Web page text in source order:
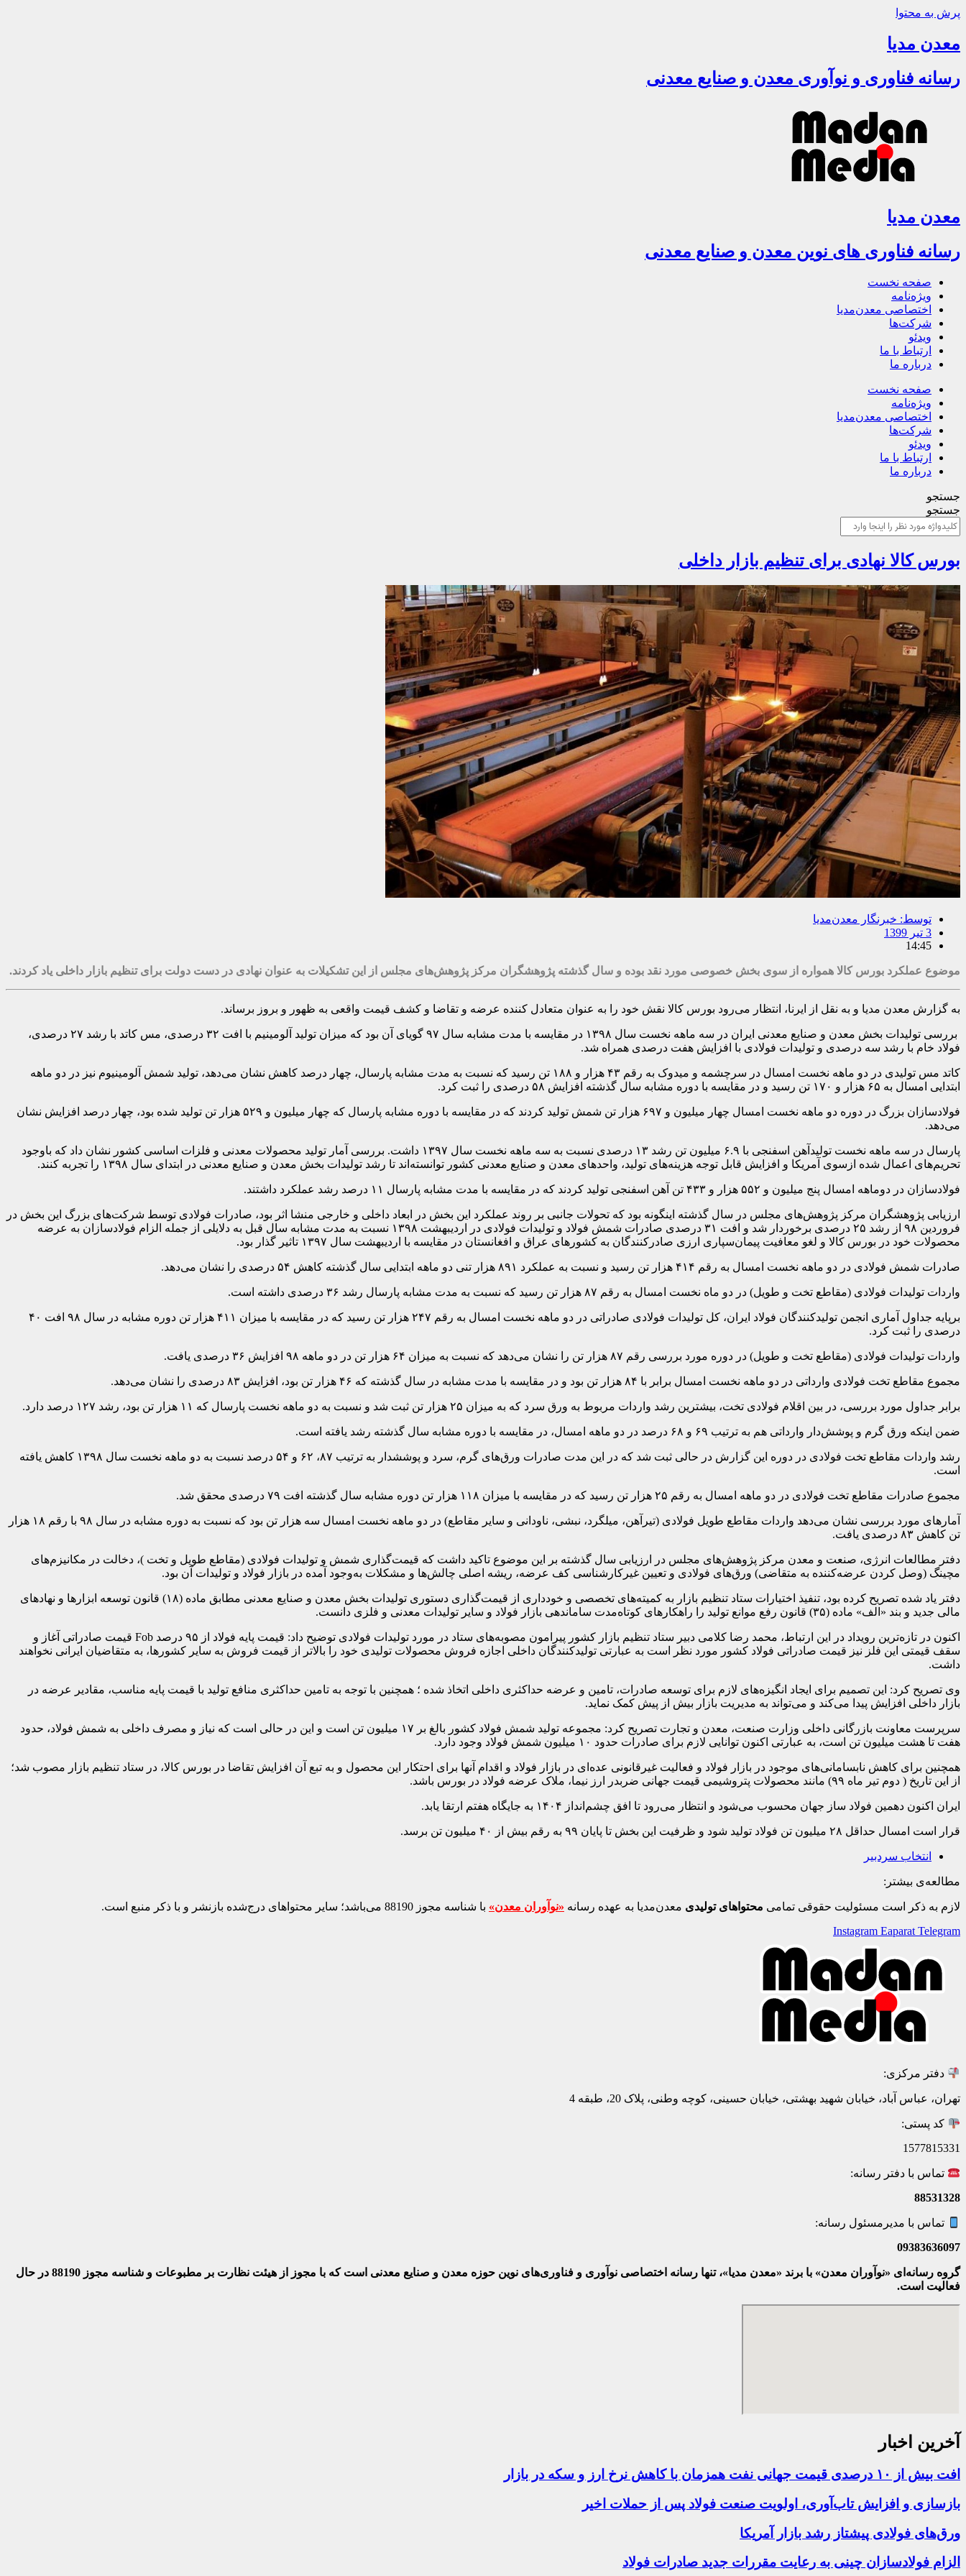
پرش به محتوا
معدن مدیا
رسانه فناوری و نوآوری معدن و صنایع معدنی
معدن مدیا
رسانه فناوری های نوین معدن و صنایع معدنی
صفحه نخست
ویژه‌نامه
اختصاصی معدن‌مدیا
شرکت‌ها
ویدئو
ارتباط با ما
درباره ما
صفحه نخست
ویژه‌نامه
اختصاصی معدن‌مدیا
شرکت‌ها
ویدئو
ارتباط با ما
درباره ما
جستجو
جستجو
بورس کالا نهادی برای تنظیم بازار داخلی
توسط: خبرنگار معدن‌مدیا
3 تیر 1399
14:45
موضوع عملکرد بورس کالا همواره از سوی بخش خصوصی مورد نقد بوده و سال گذشته پژوهشگران مرکز پژوهش‌های مجلس از این تشکیلات به عنوان نهادی در دست دولت برای تنظیم بازار داخلی یاد کردند.
به گزارش معدن مدیا و به نقل از ایرنا، انتظار می‌رود بورس کالا نقش خود را به عنوان متعادل کننده عرضه و تقاضا و کشف قیمت واقعی به ظهور و بروز برساند.
‌ بررسی تولیدات بخش معدن و صنایع معدنی ایران در سه ماهه نخست سال ۱۳۹۸ در مقایسه با مدت مشابه سال ۹۷ گویای آن بود که میزان تولید آلومینیم با افت ۳۲ درصدی، مس کاتد با رشد ۲۷ درصدی،
فولاد خام با رشد سه درصدی و تولیدات فولادی با افزایش هفت درصدی همراه شد.
کاتد مس تولیدی در دو ماهه نخست امسال در سرچشمه و میدوک به رقم ۴۳ هزار و ۱۸۸ تن رسید که نسبت به مدت مشابه پارسال، چهار درصد کاهش نشان می‌دهد، تولید شمش آلومینیوم نیز در دو ماهه
ابتدایی امسال به ۶۵ هزار و ۱۷۰ تن رسید و در مقایسه با دوره مشابه سال گذشته افزایش ۵۸ درصدی را ثبت کرد.
فولادسازان بزرگ در دوره دو ماهه نخست امسال چهار میلیون و ۶۹۷ هزار تن شمش تولید کردند که در مقایسه با دوره مشابه پارسال که چهار میلیون و ۵۲۹ هزار تن تولید شده بود، چهار درصد افزایش نشان
می‌دهد.
پارسال در سه ماهه نخست تولیدآهن اسفنجی با ۶.۹ میلیون تن رشد ۱۳ درصدی نسبت به سه ماهه نخست سال ۱۳۹۷ داشت. بررسی آمار تولید محصولات معدنی و فلزات اساسی کشور نشان داد که باوجود
تحریم‌های اعمال شده ازسوی آمریکا و افزایش قابل توجه هزینه‌های تولید، واحدهای معدن و صنایع معدنی کشور توانسته‌اند تا رشد تولیدات بخش معدن و صنایع معدنی در ابتدای سال ۱۳۹۸ را تجربه کنند.
فولادسازان در دوماهه امسال پنج میلیون و ۵۵۲ هزار و ۴۳۳ تن آهن اسفنجی تولید کردند که در مقایسه با مدت مشابه پارسال ۱۱ درصد رشد عملکرد داشتند.
ارزیابی پژوهشگران مرکز پژوهش‌های مجلس در سال گذشته اینگونه بود که تحولات جانبی بر روند عملکرد این بخش در ابعاد داخلی و خارجی منشا اثر بود، صادرات فولادی توسط شرکت‌های بزرگ این بخش در
فروردین ۹۸ از رشد ۲۵ درصدی برخوردار شد و افت ۳۱ درصدی صادرات شمش فولاد و تولیدات فولادی در اردیبهشت ۱۳۹۸ نسبت به مدت مشابه سال قبل به دلایلی از جمله الزام فولادسازان به عرضه
محصولات خود در بورس کالا و لغو معافیت پیمان‌سپاری ارزی صادرکنندگان به کشورهای عراق و افغانستان در مقایسه با اردیبهشت سال ۱۳۹۷ تاثیر گذار بود.
صادرات شمش فولادی در دو ماهه نخست امسال به رقم ۴۱۴ هزار تن رسید و نسبت به عملکرد ۸۹۱ هزار تنی دو ماهه ابتدایی سال گذشته کاهش ۵۴ درصدی را نشان می‌دهد.
واردات تولیدات فولادی (مقاطع تخت و طویل) در دو ماه نخست امسال به رقم ۸۷ هزار تن رسید که نسبت به مدت مشابه پارسال رشد ۳۶ درصدی داشته است.
برپایه جداول آماری انجمن تولیدکنندگان فولاد ایران، کل تولیدات فولادی صادراتی در دو ماهه نخست امسال به رقم ۲۴۷ هزار تن رسید که در مقایسه با میزان ۴۱۱ هزار تن دوره مشابه در سال ۹۸ افت ۴۰
درصدی را ثبت کرد.
واردات تولیدات فولادی (مقاطع تخت و طویل) در دوره مورد بررسی رقم ۸۷ هزار تن را نشان می‌دهد که نسبت به میزان ۶۴ هزار تن در دو ماهه ۹۸ افزایش ۳۶ درصدی یافت.
مجموع مقاطع تخت فولادی وارداتی در دو ماهه نخست امسال برابر با ۸۴ هزار تن بود و در مقایسه با مدت مشابه در سال گذشته که ۴۶ هزار تن بود، افزایش ۸۳ درصدی را نشان می‌دهد.
برابر جداول مورد بررسی، در بین اقلام فولادی تخت، بیشترین رشد واردات مربوط به ورق سرد که به میزان ۲۵ هزار تن ثبت شد و نسبت به دو ماهه نخست پارسال که ۱۱ هزار تن بود، رشد ۱۲۷ درصد دارد.
ضمن اینکه ورق گرم و پوشش‌دار وارداتی هم به ترتیب ۶۹ و ۶۸ درصد در دو ماهه امسال، در مقایسه با دوره مشابه سال گذشته رشد یافته است.
رشد واردات مقاطع تخت فولادی در دوره این گزارش در حالی ثبت شد که در این مدت صادرات ورق‌های گرم، سرد و پوششدار به ترتیب ۸۷، ۶۲ و ۵۴ درصد نسبت به دو ماهه نخست سال ۱۳۹۸ کاهش یافته
است.
مجموع صادرات مقاطع تخت فولادی در دو ماهه امسال به رقم ۲۵ هزار تن رسید که در مقایسه با میزان ۱۱۸ هزار تن دوره مشابه سال گذشته افت ۷۹ درصدی محقق شد.
آمارهای مورد بررسی نشان می‌دهد واردات مقاطع طویل فولادی (تیرآهن، میلگرد، نبشی، ناودانی و سایر مقاطع) در دو ماهه نخست امسال سه هزار تن بود که نسبت به دوره مشابه در سال ۹۸ با رقم ۱۸ هزار
تن کاهش ۸۳ درصدی یافت.
دفتر مطالعات انرژی، صنعت و معدن مرکز پژوهش‌های مجلس در ارزیابی سال گذشته بر این موضوع تاکید داشت که قیمت‌گذاری شمش و تولیدات فولادی (مقاطع طویل و تخت )، دخالت در مکانیزم‌های
مچینگ (وصل کردن عرضه‌کننده به متقاضی) ورق‌های فولادی و تعیین غیرکارشناسی کف عرضه، ریشه اصلی چالش‌ها و مشکلات به‌وجود آمده در بازار فولاد و تولیدات آن بود.
دفتر یاد شده تصریح کرده بود، تنفیذ اختیارات ستاد تنظیم بازار به کمیته‌های تخصصی و خودداری از قیمت‌گذاری دستوری تولیدات بخش معدن و صنایع معدنی مطابق ماده (۱۸) قانون توسعه ابزارها و نهادهای
مالی جدید و بند «الف» ماده (۳۵) قانون رفع موانع تولید را راهکارهای کوتاه‌مدت ساماندهی بازار فولاد و سایر تولیدات معدنی و فلزی دانست.
اکنون در تازه‌ترین رویداد در این ارتباط، محمد رضا کلامی دبیر ستاد تنظیم بازار کشور پیرامون مصوبه‌های ستاد در مورد تولیدات فولادی توضیح داد: قیمت پایه فولاد از ۹۵ درصد Fob قیمت صادراتی آغاز و
سقف قیمتی این فلز نیز قیمت صادراتی فولاد کشور مورد نظر است به عبارتی تولیدکنندگان داخلی اجازه فروش محصولات تولیدی خود را بالاتر از قیمت فروش به سایر کشورها، به متقاضیان ایرانی نخواهند
داشت.
وی تصریح کرد: این تصمیم برای ایجاد انگیزه‌های لازم برای توسعه صادرات، تامین و عرضه حداکثری داخلی اتخاذ شده ؛ همچنین با توجه به تامین حداکثری منافع تولید با قیمت پایه مناسب، مقادیر عرضه در
بازار داخلی افزایش پیدا می‌کند و می‌تواند به مدیریت بازار بیش از پیش کمک نماید.
سرپرست معاونت بازرگانی داخلی وزارت صنعت، معدن و تجارت تصریح کرد: مجموعه تولید شمش فولاد کشور بالغ بر ۱۷ میلیون تن است و این در حالی است که نیاز و مصرف داخلی به شمش فولاد، حدود
هفت تا هشت میلیون تن است، به عبارتی اکنون توانایی لازم برای صادرات حدود ۱۰ میلیون شمش فولاد وجود دارد.
همچنین برای کاهش نابسامانی‌های موجود در بازار فولاد و فعالیت غیرقانونی عده‌ای در بازار فولاد و اقدام آنها برای احتکار این محصول و به تبع آن افزایش تقاضا در بورس کالا، در ستاد تنظیم بازار مصوب شد؛
از این تاریخ ( دوم تیر ماه ۹۹) مانند محصولات پتروشیمی قیمت جهانی ضربدر ارز نیما، ملاک عرضه فولاد در بورس باشد.
ایران اکنون دهمین فولاد ساز جهان محسوب می‌شود و انتظار می‌رود تا افق چشم‌انداز ۱۴۰۴ به جایگاه هفتم ارتقا یابد.
قرار است امسال حداقل ۲۸ میلیون تن فولاد تولید شود و ظرفیت این بخش تا پایان ۹۹ به رقم بیش از ۴۰ میلیون تن برسد.
انتخاب سردبیر
مطالعه‌ی بیشتر:
لازم به ذکر است مسئولیت حقوقی تمامی محتواهای تولیدی معدن‌مدیا به عهده رسانه «نوآوران معدن» با شناسه مجوز 88190 می‌باشد؛ سایر محتواهای درج‌شده بازنشر و با ذکر منبع است.
Instagram Eaparat Telegram
دفتر مرکزی:
تهران، عباس آباد، خیابان شهید بهشتی، خیابان حسینی، کوچه وطنی، پلاک 20، طبقه 4
کد پستی:
1577815331
تماس با دفتر رسانه:
88531328
تماس با مدیرمسئول رسانه:
09383636097
گروه رسانه‌ای «نوآوران معدن» با برند «معدن مدیا»، تنها رسانه اختصاصی نوآوری و فناوری‌های نوین حوزه معدن و صنایع معدنی‌ است که با مجوز از هیئت نظارت بر مطبوعات
و شناسه مجوز 88190 در حال
فعالیت است.
آخرین اخبار
افت بیش از ۱۰ درصدی قیمت جهانی نفت همزمان با کاهش نرخ ارز و سکه در بازار
بازسازی و افزایش تاب‌آوری، اولویت صنعت فولاد پس از حملات اخیر
ورق‌های فولادی پیشتاز رشد بازار آمریکا
الزام فولادسازان چینی به رعایت مقررات جدید صادرات فولاد